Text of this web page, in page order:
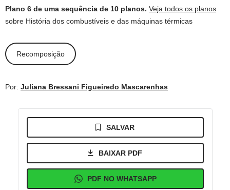
Plano 6 de uma sequência de 10 planos. Veja todos os planos
sobre História dos combustíveis e das máquinas térmicas
Recomposição
Por: Juliana Bressani Figueiredo Mascarenhas
SALVAR
BAIXAR PDF
PDF NO WHATSAPP